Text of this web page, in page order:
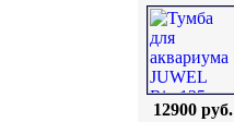
12900 руб.